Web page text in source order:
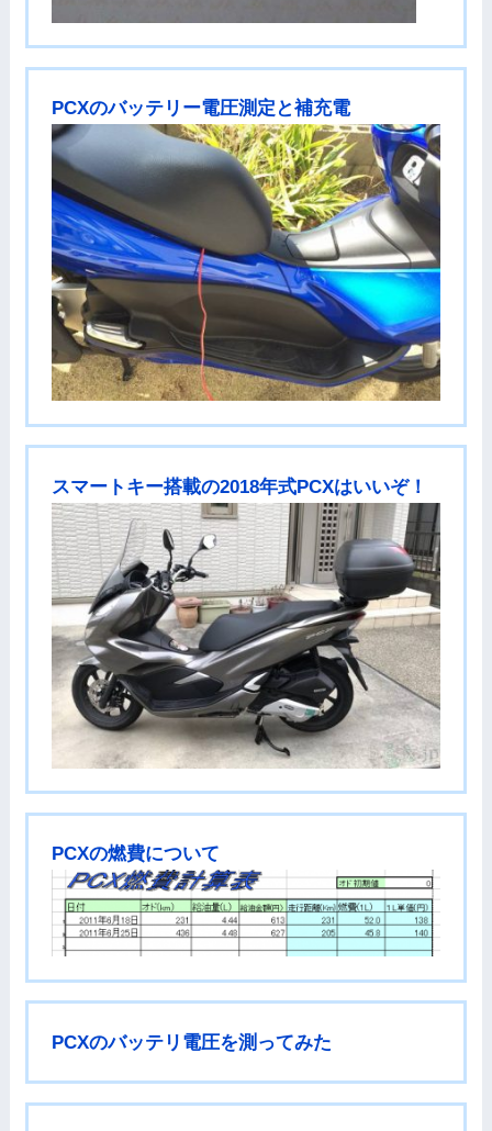
PCXのバッテリー電圧測定と補充電
スマートキー搭載の2018年式PCXはいいぞ！
PCXの燃費について
PCXのバッテリ電圧を測ってみた